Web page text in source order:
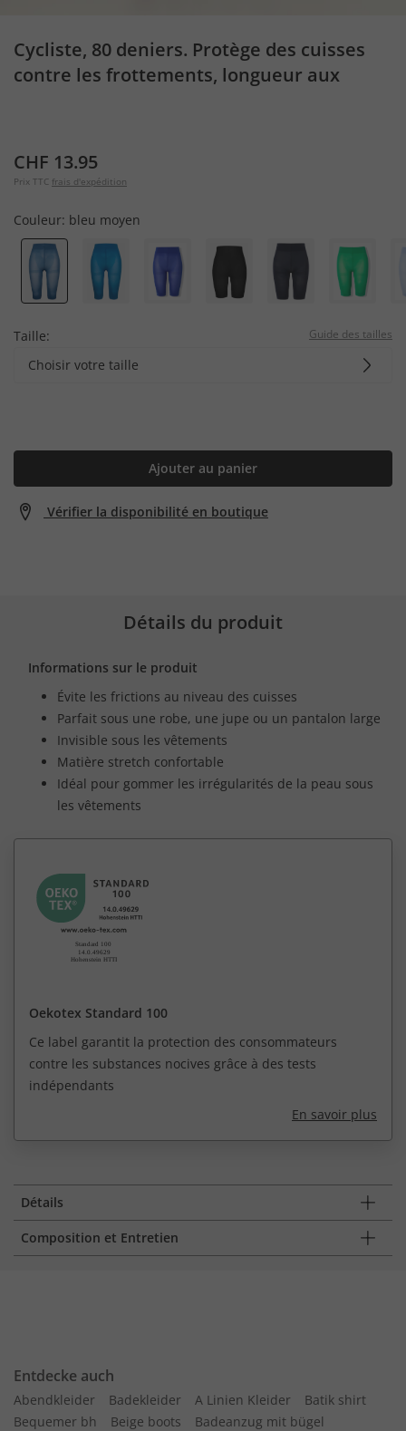
Cycliste, 80 deniers. Protège des cuisses
contre les frottements, longueur aux
CHF 13.95
Prix TTC frais d'expédition
Couleur: bleu moyen
Taille: Guide des tailles
Choisir votre taille
Ajouter au panier
Vérifier la disponibilité en boutique
Détails du produit
Informations sur le produit
Évite les frictions au niveau des cuisses
Parfait sous une robe, une jupe ou un pantalon large
Invisible sous les vêtements
Matière stretch confortable
Idéal pour gommer les irrégularités de la peau sous
les vêtements
Oekotex Standard 100
Ce label garantit la protection des consommateurs
contre les substances nocives grâce à des tests
indépendants
En savoir plus
Détails
Composition et Entretien
Entdecke auch
Abendkleider Badekleider A Linien Kleider
Batik shirt
Bequemer bh
Beige boots
Badeanzug mit bügel